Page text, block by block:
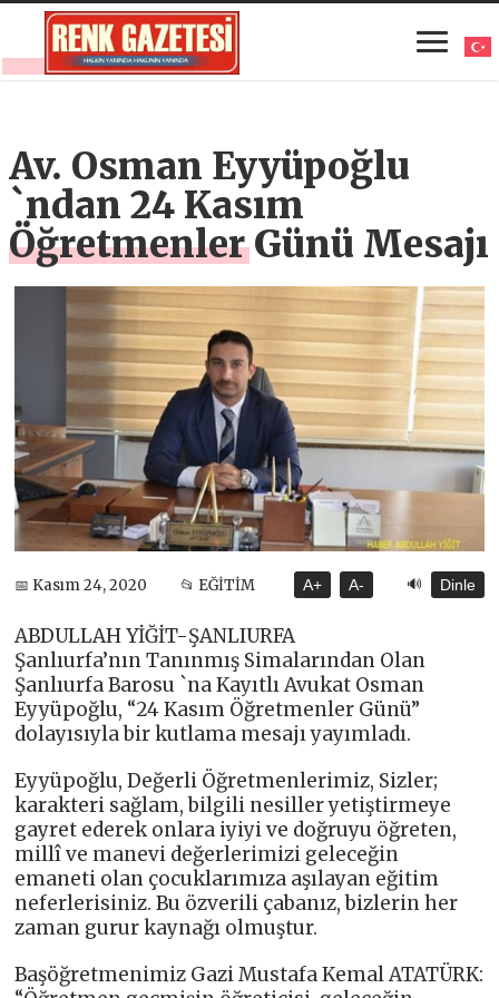
Av. Osman Eyyüpoğlu
`ndan 24 Kasım
Öğretmenler Günü Mesajı
📅 Kasım 24, 2020 📂 EĞİTİM A+ A- 🔊 Dinle
ABDULLAH YİĞİT-ŞANLIURFA
Şanlıurfa’nın Tanınmış Simalarından Olan
Şanlıurfa Barosu `na Kayıtlı Avukat Osman
Eyyüpoğlu, “24 Kasım Öğretmenler Günü”
dolayısıyla bir kutlama mesajı yayımladı.
Eyyüpoğlu, Değerli Öğretmenlerimiz, Sizler;
karakteri sağlam, bilgili nesiller yetiştirmeye
gayret ederek onlara iyiyi ve doğruyu öğreten,
millî ve manevi değerlerimizi geleceğin
emaneti olan çocuklarımıza aşılayan eğitim
neferlerisiniz. Bu özverili çabanız, bizlerin her
zaman gurur kaynağı olmuştur.
Başöğretmenimiz Gazi Mustafa Kemal ATATÜRK: